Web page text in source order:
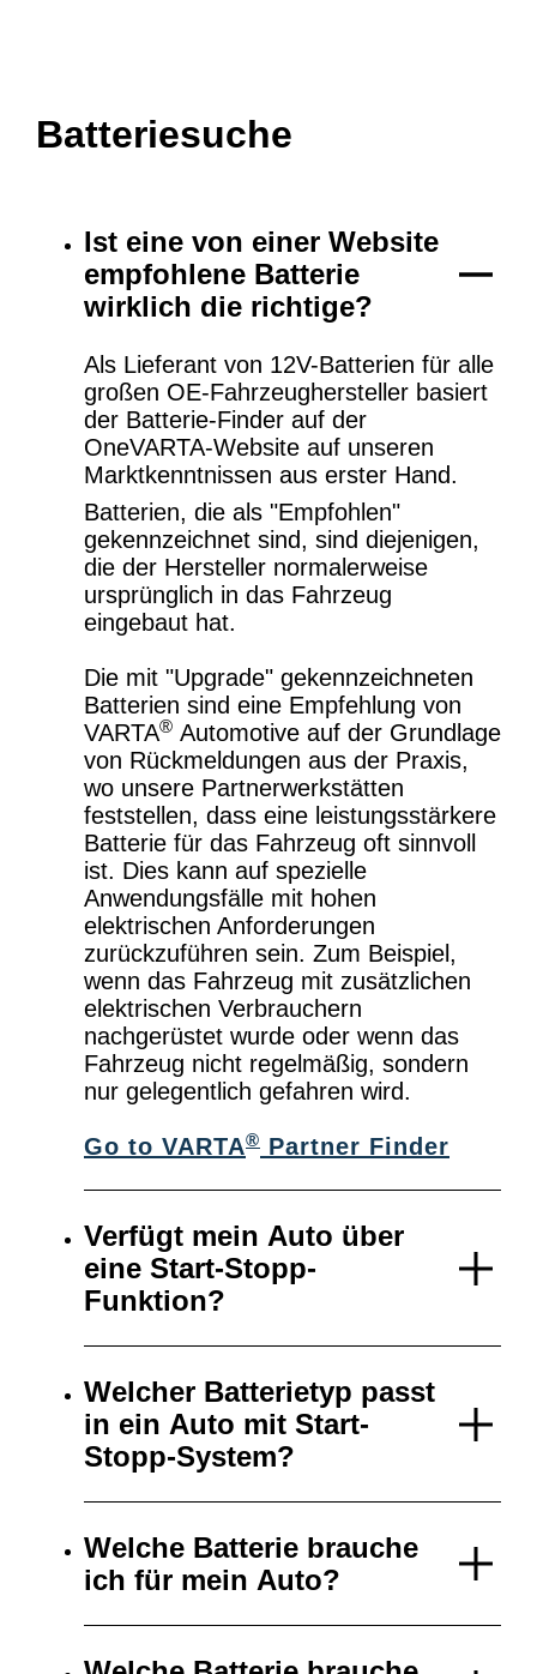
Batteriesuche
Ist eine von einer Website
empfohlene Batterie
wirklich die richtige?
Als Lieferant von 12V-Batterien für alle
großen OE-Fahrzeughersteller basiert
der Batterie-Finder auf der
OneVARTA-Website auf unseren
Marktkenntnissen aus erster Hand.
Batterien, die als "Empfohlen"
gekennzeichnet sind, sind diejenigen,
die der Hersteller normalerweise
ursprünglich in das Fahrzeug
eingebaut hat.
Die mit "Upgrade" gekennzeichneten
Batterien sind eine Empfehlung von
VARTA® Automotive auf der Grundlage
von Rückmeldungen aus der Praxis,
wo unsere Partnerwerkstätten
feststellen, dass eine leistungsstärkere
Batterie für das Fahrzeug oft sinnvoll
ist. Dies kann auf spezielle
Anwendungsfälle mit hohen
elektrischen Anforderungen
zurückzuführen sein. Zum Beispiel,
wenn das Fahrzeug mit zusätzlichen
elektrischen Verbrauchern
nachgerüstet wurde oder wenn das
Fahrzeug nicht regelmäßig, sondern
nur gelegentlich gefahren wird.
Go to VARTA® Partner Finder
Verfügt mein Auto über
eine Start-Stopp-
Funktion?
Welcher Batterietyp passt
in ein Auto mit Start-
Stopp-System?
Welche Batterie brauche
ich für mein Auto?